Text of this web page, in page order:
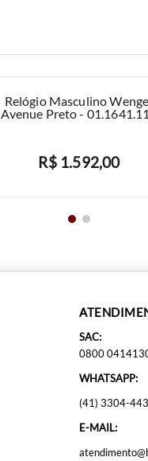
Relógio Masculino
Avenue Preto -
R$ 1.592,00
AVISE-ME
SAC:
0800
WHATSAPP:
(41) 3304-
E-MAIL: